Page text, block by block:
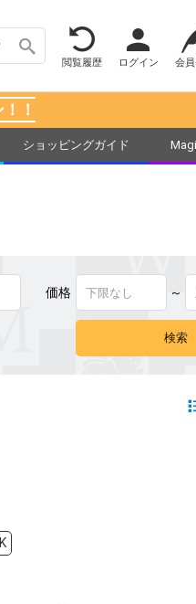
閲覧履歴 ログイン 会
！
ショッピングガイド
価格 ～